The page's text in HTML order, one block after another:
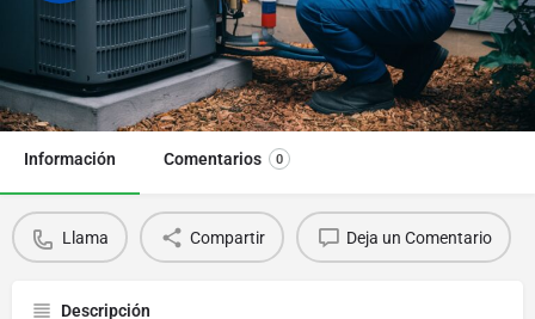
Speed A/C Solutions
Llama
Información Comentarios 0
Llama Compartir Deja un Comentario
Descripción